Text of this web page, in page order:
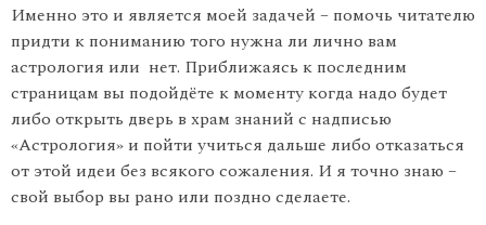
Именно это и является моей задачей – помочь читателю
придти к пониманию того нужна ли лично вам
астрология или нет. Приближаясь к последним
страницам вы подойдёте к моменту когда надо будет
либо открыть дверь в храм знаний с надписью
«Астрология» и пойти учиться дальше либо отказаться
от этой идеи без всякого сожаления. И я точно знаю –
свой выбор вы рано или поздно сделаете.